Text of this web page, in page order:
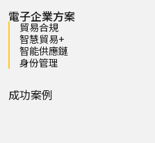
電子企業方案
貿易合規
智慧貿易+
智能供應鏈
身份管理
成功案例